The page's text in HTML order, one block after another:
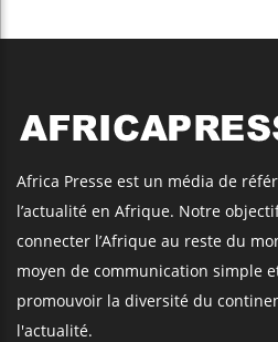
Africa Presse est un média de
l’actualité en Afrique. Notre
connecter l’Afrique au reste du
moyen de communication simple
promouvoir la diversité du
l'actualité.